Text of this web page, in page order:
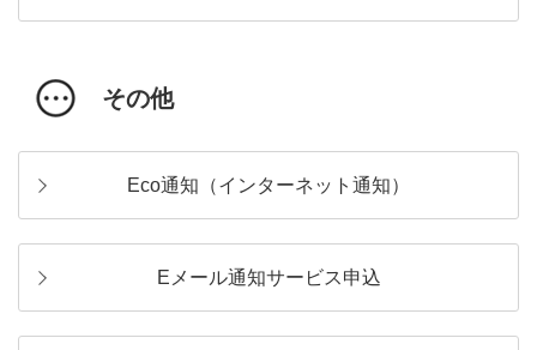
その他
Eco通知（インターネット通知）
Eメール通知サービス申込